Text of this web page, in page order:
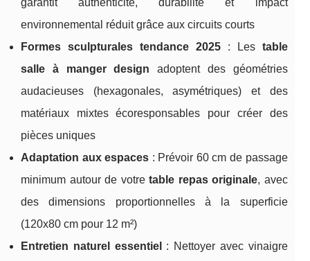
environnemental réduit grâce aux circuits courts
Formes sculpturales tendance 2025: Les table
salle à manger design adoptent des géométries
audacieuses (hexagonales, asymétriques) et des
matériaux mixtes écoresponsables pour créer des
pièces uniques
Adaptation aux espaces : Prévoir 60 cm de passage
minimum autour de votretable repas originale, avec
des dimensions proportionnelles à la superficie
(120x80 cm pour 12 m²)
Entretien naturel essentiel
: Nettoyer avec vinaigre